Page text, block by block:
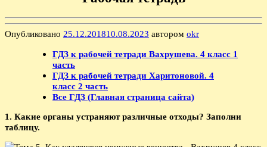
Опубликовано 25.12.201810.08.2023 автором okr
ГДЗ к рабочей тетради Вахрушева. 4 класс 1
часть
ГДЗ к рабочей тетради Харитоновой. 4
класс 2 часть
Все ГДЗ (Главная страница сайта)
1. Какие органы устраняют различные отходы? Заполни
таблицу.